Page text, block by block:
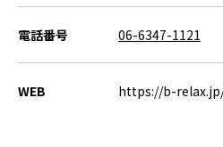
電話番号 06-6347-1121
WEB https://b-